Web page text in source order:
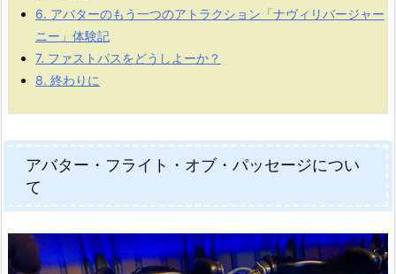
6. アバターのもう一つのアトラクション「ナヴィリバージャー
ニー」体験記
7. ファストパスをどうしよーか？
8. 終わりに
アバター・フライト・オブ・パッセージについ
て